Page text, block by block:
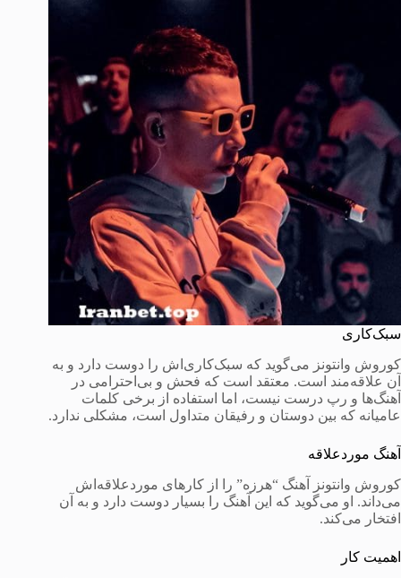
سبک‌کاری
کوروش وانتونز می‌گوید که سبک‌کاری‌اش را دوست دارد و به
آن علاقه‌مند است. معتقد است که فحش و بی‌احترامی در
آهنگ‌ها و رپ درست نیست، اما استفاده از برخی کلمات
عامیانه که بین دوستان و رفیقان متداول است، مشکلی ندارد.
آهنگ موردعلاقه
کوروش وانتونز آهنگ “هرزه” را از کارهای موردعلاقه‌اش
می‌داند. او می‌گوید که این آهنگ را بسیار دوست دارد و به آن
افتخار می‌کند.
اهمیت کار